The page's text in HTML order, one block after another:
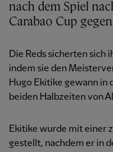
nach dem Spiel
Carabao Cup
Die Reds sicherten sich
indem sie den
Hugo Ekitike gewann in
beiden Halbzeiten von
Ekitike wurde mit einer
gestellt, nachdem er in